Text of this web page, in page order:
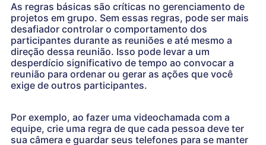
As regras básicas são críticas no gerenciamento de
projetos em grupo. Sem essas regras, pode ser mais
desafiador controlar o comportamento dos
participantes durante as reuniões e até mesmo a
direção dessa reunião. Isso pode levar a um
desperdício significativo de tempo ao convocar a
reunião para ordenar ou gerar as ações que você
exige de outros participantes.
Por exemplo, ao fazer uma videochamada com a
equipe, crie uma regra de que cada pessoa deve ter
sua câmera e guardar seus telefones para se manter